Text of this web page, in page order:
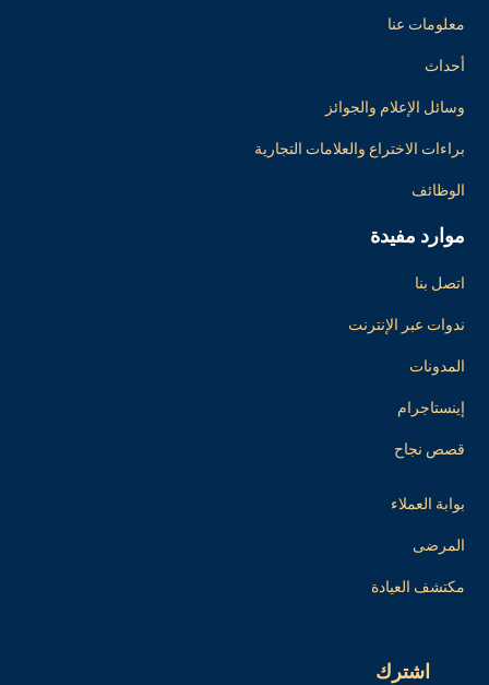
معلومات عنا
أحداث
وسائل الإعلام والجوائز
براءات الاختراع والعلامات التجارية
الوظائف
موارد مفيدة
اتصل بنا
ندوات عبر الإنترنت
المدونات
إينستاجرام
قصص نجاح
بوابة العملاء
المرضى
مكتشف العيادة
اشترك